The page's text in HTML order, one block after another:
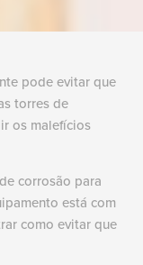
pode evitar que
torres de
os malefícios
corrosão para
está com
como evitar que